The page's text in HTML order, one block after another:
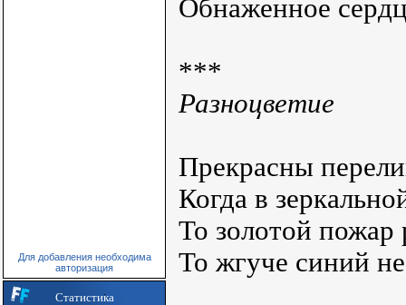
Для добавления необходима
авторизация
Статистика
Обнаженное
***
Разноцветие
Прекрасны
Когда в
То золотой пожар
То жгуче синий